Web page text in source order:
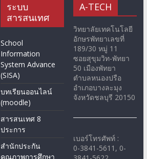
ระบบ
สารสนเทศ
School
Information
System Advance
(SISA)
บทเรียนออนไลน์
(moodle)
สารสนเทศ 8
ประการ
สำนักประกัน
คุณภาพการศึกษา
A-TECH
วิทยาลัยเทคโนโลยี
อักษรพัทยาเลขที่
189/30 หมู่ 11
ซอยสุขุมวิท-พัทยา
50 เมืองพัทยา
ตำบลหนองปรือ
อำเภอบางละมุง
จังหวัดชลบุรี 20150
เบอร์โทรศัพท์ :
0-3841-5611, 0-